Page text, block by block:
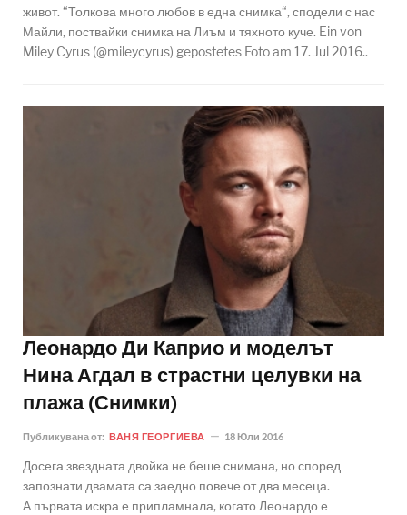
живот. “Толкова много любов в една снимка“, сподели с нас
Майли, поствайки снимка на Лиъм и тяхното куче. Ein von
Miley Cyrus (@mileycyrus) gepostetes Foto am 17. Jul 2016..
Леонардо Ди Каприо и моделът
Нина Агдал в страстни целувки на
плажа (Снимки)
Публикувана от: ВАНЯ ГЕОРГИЕВА 18 Юли 2016
Досега звездната двойка не беше снимана, но според
запознати двамата са заедно повече от два месеца.
А първата искра е припламнала, когато Леонардо е